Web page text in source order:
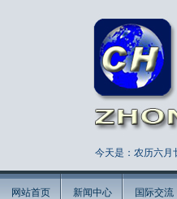
今天是：农历六月
网站首页
新闻中心
国际交流